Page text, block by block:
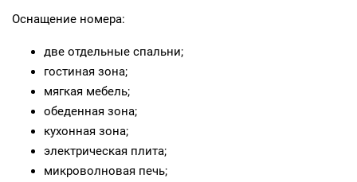
Оснащение номера:
две отдельные спальни;
гостиная зона;
мягкая мебель;
обеденная зона;
кухонная зона;
электрическая плита;
микроволновая печь;